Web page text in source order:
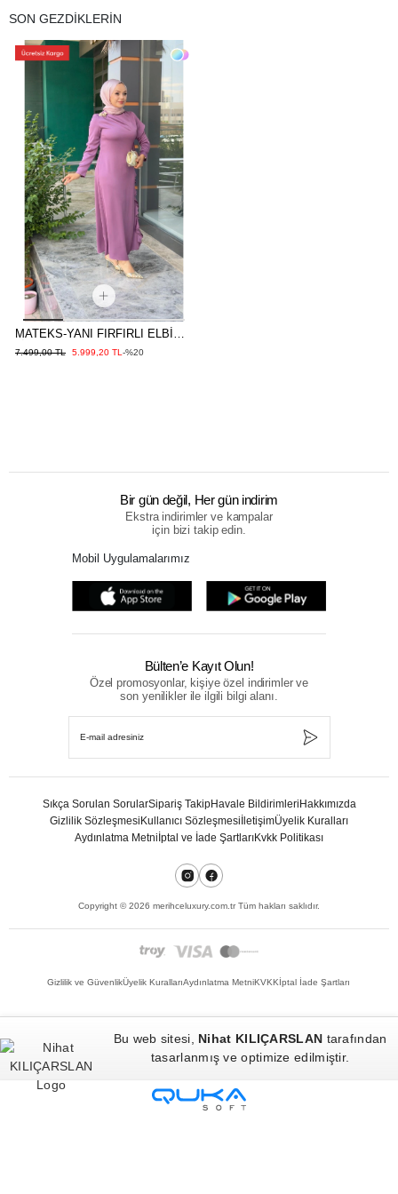
SON GEZDİKLERİN
MATEKS-YANI FIRFIRLI ELBİSE
LİLA
7.499,00 TL 5.999,20 TL -%20
Bir gün değil, Her gün indirim
Ekstra indirimler ve kampalar
için bizi takip edin.
Mobil Uygulamalarımız
Bülten’e Kayıt Olun!
Özel promosyonlar, kişiye özel indirimler ve
son yenilikler ile ilgili bilgi alanı.
Sıkça Sorulan SorularSipariş TakipHavale BildirimleriHakkımızda
Gizlilik SözleşmesiKullanıcı SözleşmesiİletişimÜyelik Kuralları
Aydınlatma Metniİptal ve İade ŞartlarıKvkk Politikası
Copyright ©2026 merihceluxury.com.tr Tüm hakları saklıdır.
Gizlilik ve GüvenlikÜyelik KurallarıAydınlatma MetniKVKKİptal İade Şartları
Bu web sitesi, Nihat KILIÇARSLAN tarafından
tasarlanmış ve optimize edilmiştir.